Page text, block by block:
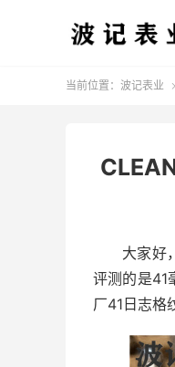
当前位置： 波记表业 
大家好
评测的是41
厂41日志格